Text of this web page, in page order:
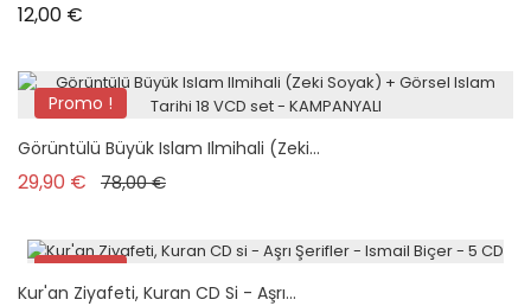
12,00 €
Promo !
Pack
Görüntülü Büyük Islam Ilmihali (Zeki...
29,90 € Prix de base
78,00 €Prix
Promo !
Kur'an Ziyafeti, Kuran CD Si - Aşrı...